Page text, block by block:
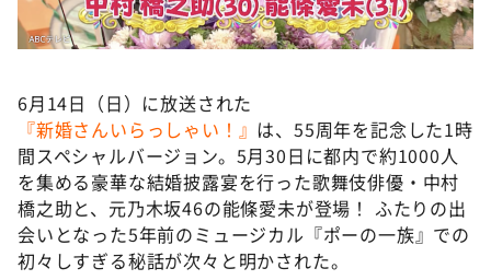
ＬＩＦＥ～夢のカタチ～
ポツンと一軒家
ザキ山小屋本館
ぺこぱのまるスポ
アナ回覧板
6月14日（日）に放送された
『新婚さんいらっしゃい！』 は、55周年を記念した1時
間スペシャルバージョン。5月30日に都内で約1000人
を集める豪華な結婚披露宴を行った歌舞伎俳優・中村
橋之助と、元乃木坂46の能條愛未が登場！ ふたりの出
会いとなった5年前のミュージカル『ポーの一族』での
初々しすぎる秘話が次々と明かされた。